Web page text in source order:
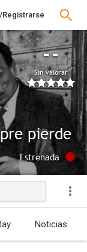
--
Sin valorar
pierde
Estrenada
Noticias